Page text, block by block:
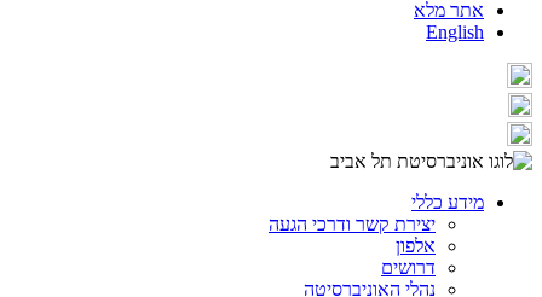
אתר מלא
English
מידע כללי
יצירת קשר ודרכי הגעה
אלפון
דרושים
נהלי האוניברסיטה